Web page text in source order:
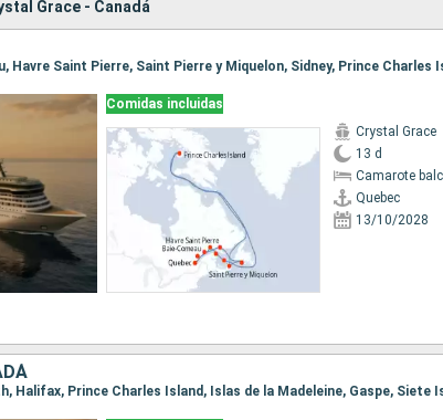
Grace - Canadá
Comidas incluidas
Crystal Grace
13 d
Camarote
Quebec
13/10/2028